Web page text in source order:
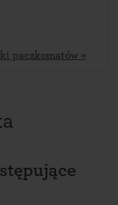
paczkomatów »